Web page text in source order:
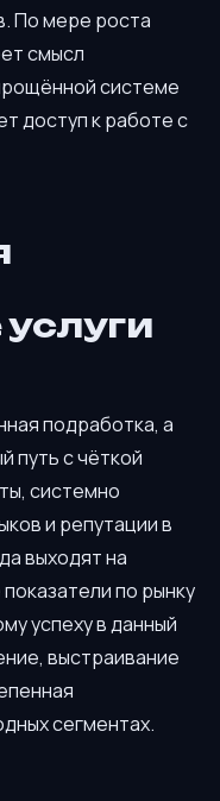
По мере роста
смысл
системе
доступ к работе с
подработка, а
путь с чёткой
системно
и репутации в
выходят на
по рынку
успеху в данный
выстраивание
сегментах.